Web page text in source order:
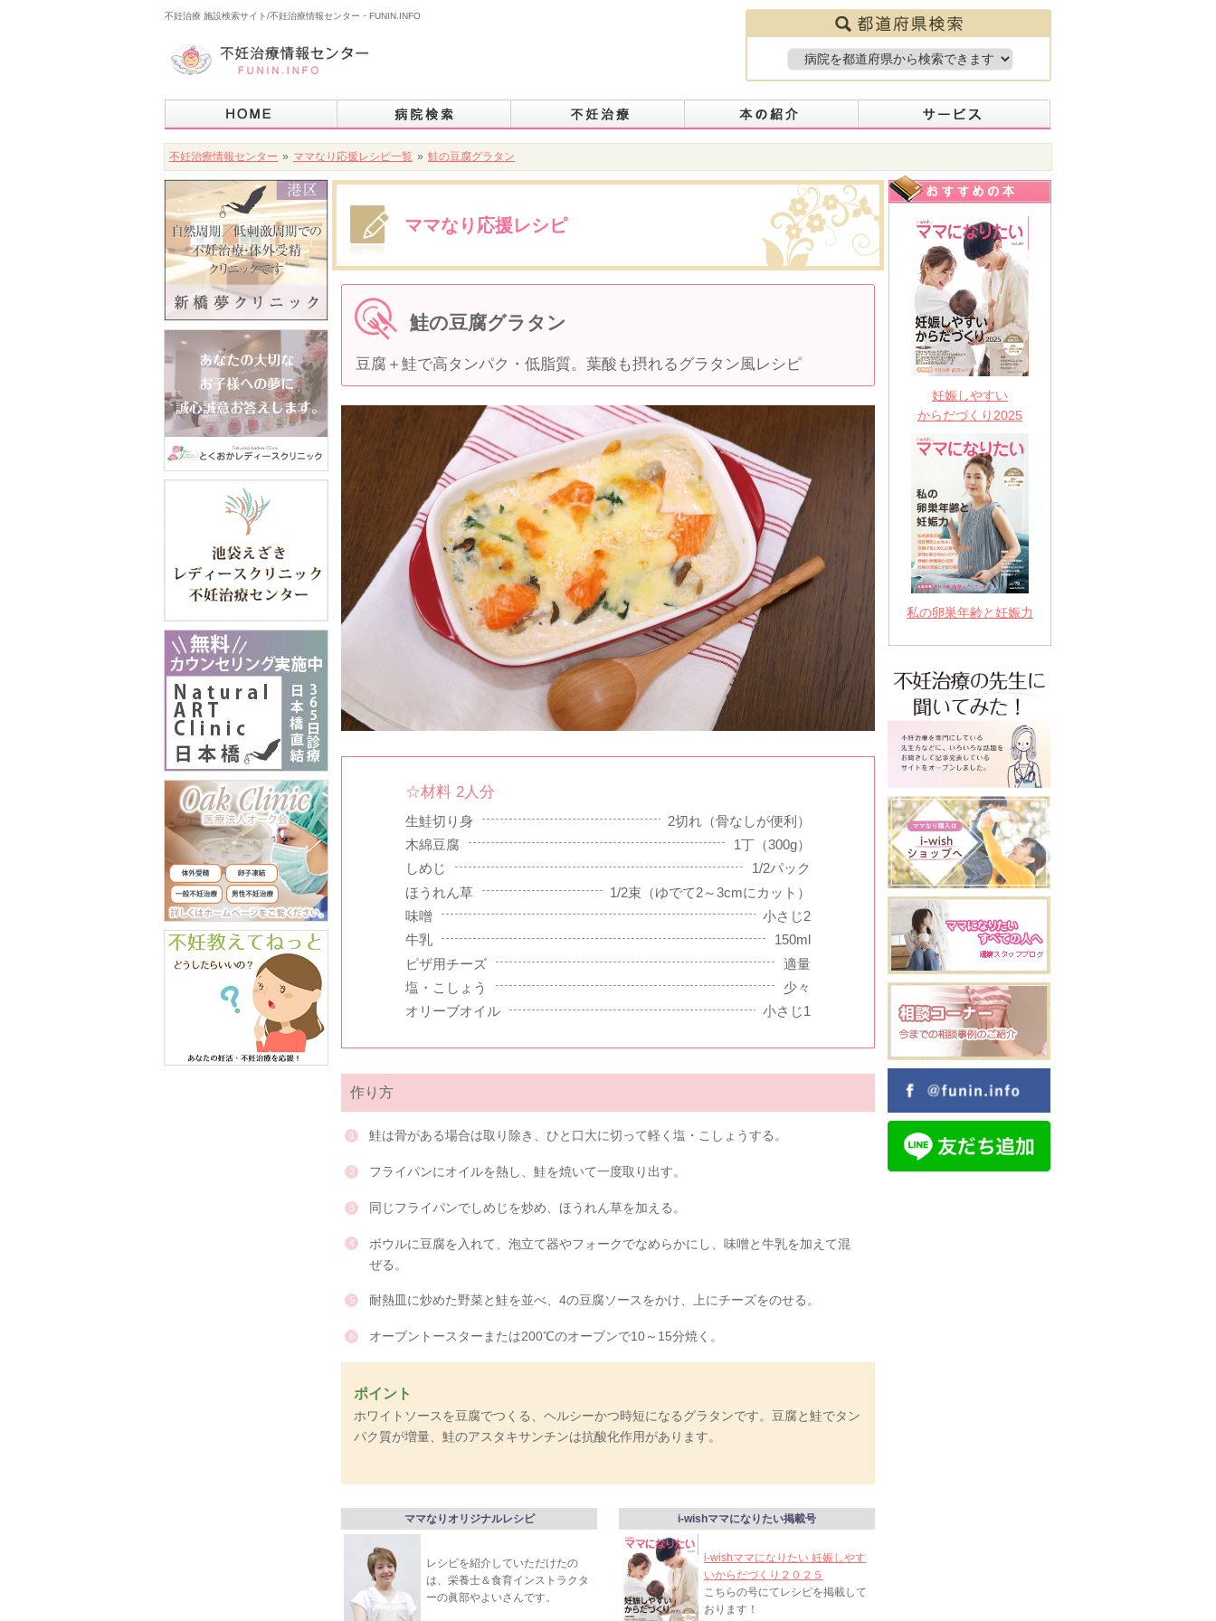
不妊治療 施設検索サイト/不妊治療情報センター・FUNIN.INFO
不妊治療情報センター » ママなり応援レシピ一覧 » 鮭の豆腐グラタン
ママなり応援レシピ
鮭の豆腐グラタン
豆腐＋鮭で高タンパク・低脂質。葉酸も摂れるグラタン風レシピ
☆材料 2人分
生鮭切り身
2切れ（骨なしが便利）
木綿豆腐
1丁（300g）
しめじ
1/2パック
ほうれん草
1/2束（ゆでて2～3cmにカット）
味噌
小さじ2
牛乳
150ml
ピザ用チーズ
適量
塩・こしょう
少々
オリーブオイル
小さじ1
作り方
鮭は骨がある場合は取り除き、ひと口大に切って軽く塩・こしょうする。
フライパンにオイルを熱し、鮭を焼いて一度取り出す。
同じフライパンでしめじを炒め、ほうれん草を加える。
ボウルに豆腐を入れて、泡立て器やフォークでなめらかにし、味噌と牛乳を加えて混
ぜる。
耐熱皿に炒めた野菜と鮭を並べ、4の豆腐ソースをかけ、上にチーズをのせる。
オーブントースターまたは200℃のオーブンで10～15分焼く。
ポイント
ホワイトソースを豆腐でつくる、ヘルシーかつ時短になるグラタンです。豆腐と鮭でタン
パク質が増量、鮭のアスタキサンチンは抗酸化作用があります。
ママなりオリジナルレシピ
レシピを紹介していただけたの
は、栄養士＆食育インストラクタ
ーの眞部やよいさんです。
i-wishママになりたい掲載号
i-wishママになりたい 妊娠しやす
いからだづくり２０２５
こちらの号にてレシピを掲載して
おります！
妊娠しやすい
からだづくり2025
私の卵巣年齢と妊娠力